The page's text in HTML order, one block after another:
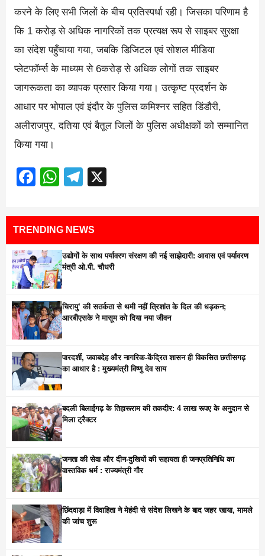
करने के लिए सभी जिलों के बीच प्रतिस्पर्धा रही। जिसका परिणाम है
कि 1 करोड़ से अधिक नागरिकों तक प्रत्यक्ष रूप से साइबर सुरक्षा
का संदेश पहुँचाया गया, जबकि डिजिटल एवं सोशल मीडिया
प्लेटफॉर्म्स के माध्यम से 6करोड़ से अधिक लोगों तक साइबर
जागरूकता का व्यापक प्रसार किया गया। उत्कृष्ट प्रदर्शन के
आधार पर भोपाल एवं इंदौर के पुलिस कमिश्‍नर सहित डिंडौरी,
अलीराजपुर, दतिया एवं बैतूल जिलों के पुलिस अधीक्षकों को सम्मानित
किया गया।
Facebook
WhatsApp
Telegram
TRENDING NEWS
उद्योगों के साथ पर्यावरण संरक्षण की नई साझेदारी: आवास एवं पर्यावरण
मंत्री ओ.पी. चौधरी
चिरायु’ की सतर्कता से थमी नहीं त्रिशांत के दिल की धड़कन;
आरबीएसके ने मासूम को दिया नया जीवन
पारदर्शी, जवाबदेह और नागरिक-केंद्रित शासन ही विकसित छत्तीसगढ़
का आधार है : मुख्यमंत्री विष्णु देव साय
बदली बिलाईगढ़ के तिहारूराम की तकदीर: 4 लाख रूपए के अनुदान से
मिला ट्रैक्टर
जनता की सेवा और दीन-दुखियों की सहायता ही जनप्रतिनिधि का
वास्तविक धर्म : राज्यमंत्री गौर
छिंदवाड़ा में विवाहिता ने मेहंदी से संदेश लिखने के बाद जहर खाया, मामले
की जांच शुरू